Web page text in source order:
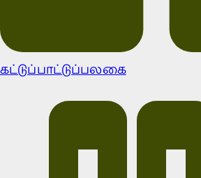
கட்டுப்பாட்டுப்பலகை